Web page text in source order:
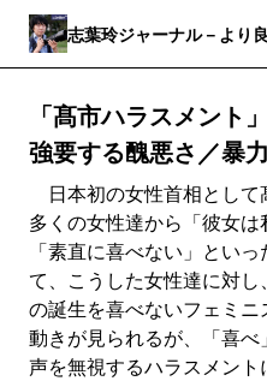
志葉玲ジャーナル－より
「髙市ハラスメン
強要する醜悪さ／暴
日本初の女性首相として
多くの女性達から「彼女は
「素直に喜べない」とい
て、こうした女性達に対
の誕生を喜べないフェミ
動きが見られるが、「喜
声を無視するハラスメント